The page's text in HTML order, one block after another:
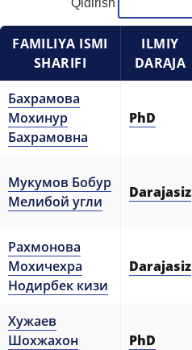
Qidirish
FAMILIYA ISMI
SHARIFI
ILMIY
DARAJA
Бахрамова
Мохинур
Бахрамовна
PhD
Мукумов Бобур
Мелибой угли
Darajasiz
Рахмонова
Мохичехра
Нодирбек кизи
Darajasiz
Хужаев
Шохжахон
PhD
6. Онлайн-заявки (15)
8. Квота (бакалавриат) (1)
✉️ Написать администратору